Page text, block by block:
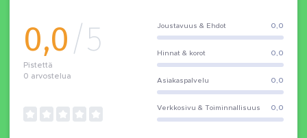
0,0/5
Pistettä
0 arvostelua
Joustavuus & Ehdot 0,0
Hinnat & korot 0,0
Asiakaspalvelu 0,0
Verkkosivu & Toiminnallisuus 0,0